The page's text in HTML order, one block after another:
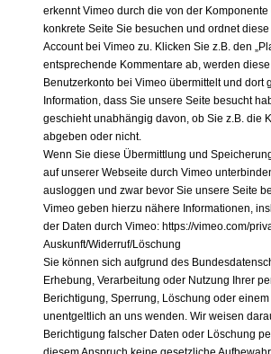
erkennt Vimeo durch die von der
konkrete Seite Sie besuchen und ordnet
Account bei Vimeo zu. Klicken Sie z.B. den
entsprechende Kommentare ab, werden
Benutzerkonto bei Vimeo übermittelt und
Information, dass Sie unsere Seite besucht
geschieht unabhängig davon, ob Sie z.B. die
abgeben oder nicht.
Wenn Sie diese Übermittlung und
auf unserer Webseite durch Vimeo
ausloggen und zwar bevor Sie unsere Seite
Vimeo geben hierzu nähere Informationen,
der Daten durch Vimeo: https://vimeo.com/
Auskunft/Widerruf/Löschung
Sie können sich aufgrund des
Erhebung, Verarbeitung oder Nutzung Ihrer
Berichtigung, Sperrung, Löschung oder
unentgeltlich an uns wenden. Wir weisen
Berichtigung falscher Daten oder Löschung